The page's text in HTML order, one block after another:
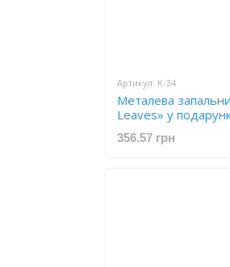
Артикул: K-34
Металева
Leaves» у
356.57 грн